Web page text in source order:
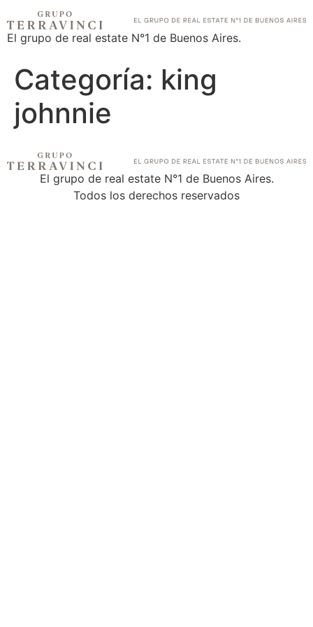
El grupo de real estate N°1 de Buenos Aires.
Categoría: king
johnnie
El grupo de real estate N°1 de Buenos Aires.
Todos los derechos reservados